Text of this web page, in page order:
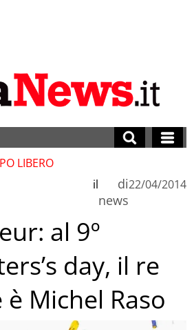
LIBERO
di
news
il 22/04/2014
al 9º
day, il re
Michel Raso